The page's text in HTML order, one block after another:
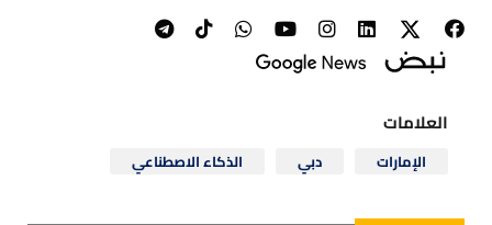
العلامات
الإمارات دبي الذكاء الاصطناعي